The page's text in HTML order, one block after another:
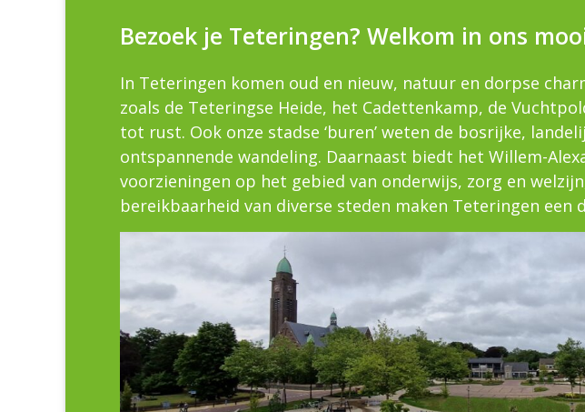
Bezoek je Teteringen? Welkom in ons
In Teteringen komen oud en nieuw, natuur en dorpse
zoals de Teteringse Heide, het Cadettenkamp, de
tot rust. Ook onze stadse ‘buren’ weten de bosrijke,
ontspannende wandeling. Daarnaast biedt het Willem-
voorzieningen op het gebied van onderwijs, zorg en
bereikbaarheid van diverse steden maken Teteringen een